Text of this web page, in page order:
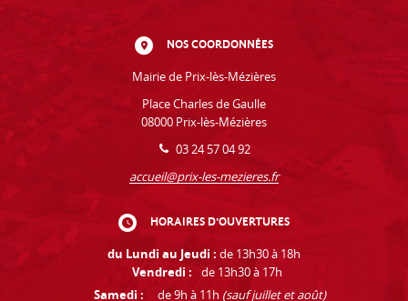
NOS COORDONNÉES
Mairie de Prix-lès-Mézières
Place Charles de Gaulle
08000 Prix-lès-Mézières
03 24 57 04 92
accueil@prix-les-mezieres.fr
HORAIRES D'OUVERTURES
du Lundi au Jeudi : de 13h30 à 18h
Vendredi :
de 13h30 à 17h
Samedi :
de 9h à 11h (sauf juillet et août)